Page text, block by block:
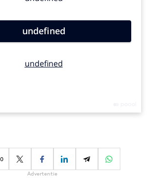
0
Advertentie